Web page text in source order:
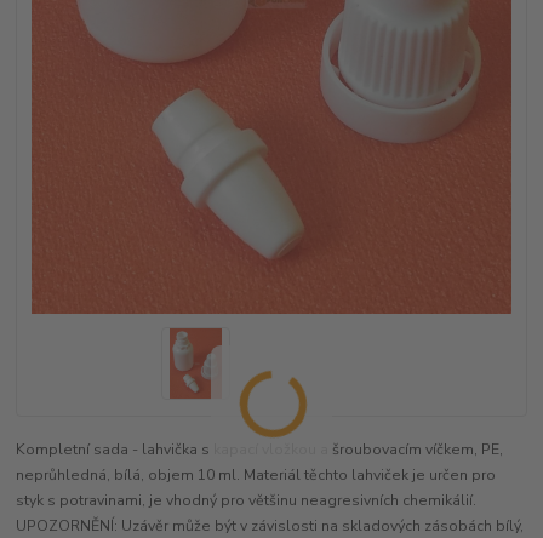
Kompletní sada - lahvička s kapací vložkou a šroubovacím víčkem, PE,
neprůhledná, bílá, objem 10 ml. Materiál těchto lahviček je určen pro
styk s potravinami, je vhodný pro většinu neagresivních chemikálií.
UPOZORNĚNÍ: Uzávěr může být v závislosti na skladových zásobách bílý,